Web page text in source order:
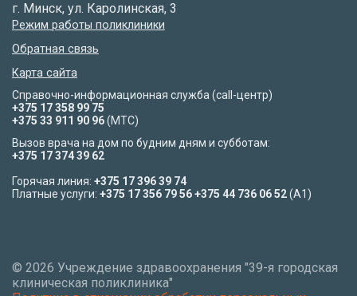
г. Минск, ул. Каролинская, 3
Режим работы поликлиники
Обратная связь
Карта сайта
Справочно-информационная служба (call-центр)
+375 17 358 99 75
+375 33 911 90 96(МТС)
Вызов врача на дом по будним дням и субботам:
+375 17 374 39 62
Горячая линия: +375 17 396 39 74
Платные услуги: +375 17 356 79 56+375 44 736 06 52(A1)
© 2026 Учреждение здравоохранения "39-я городская
клиническая поликлиника"